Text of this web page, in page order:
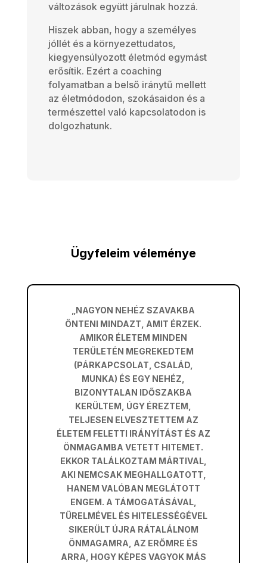
változások együtt járulnak hozzá.
Hiszek abban, hogy a személyes
jóllét és a környezettudatos,
kiegyensúlyozott életmód egymást
erősítik. Ezért a coaching
folyamatban a belső iránytű mellett
az életmódodon, szokásaidon és a
természettel való kapcsolatodon is
dolgozhatunk.
Ügyfeleim véleménye
„NAGYON NEHÉZ SZAVAKBA
ÖNTENI MINDAZT, AMIT ÉRZEK.
AMIKOR ÉLETEM MINDEN
TERÜLETÉN MEGREKEDTEM
(PÁRKAPCSOLAT, CSALÁD,
MUNKA) ÉS EGY NEHÉZ,
BIZONYTALAN IDŐSZAKBA
KERÜLTEM, ÚGY ÉREZTEM,
TELJESEN ELVESZTETTEM AZ
ÉLETEM FELETTI IRÁNYÍTÁST ÉS AZ
ÖNMAGAMBA VETETT HITEMET.
EKKOR TALÁLKOZTAM MÁRTIVAL,
AKI NEMCSAK MEGHALLGATOTT,
HANEM VALÓBAN MEGLÁTOTT
ENGEM. A TÁMOGATÁSÁVAL,
TÜRELMÉVEL ÉS HITELESSÉGÉVEL
SIKERÜLT ÚJRA RÁTALÁLNOM
ÖNMAGAMRA, AZ ERŐMRE ÉS
ARRA, HOGY KÉPES VAGYOK MÁS